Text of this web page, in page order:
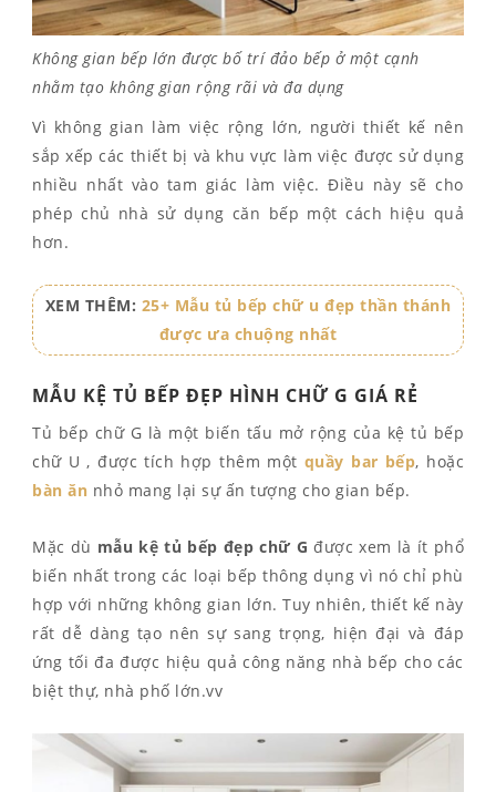
Không gian bếp lớn được bố trí đảo bếp ở một cạnh
nhằm tạo không gian rộng rãi và đa dụng
Vì không gian làm việc rộng lớn, người thiết kế nên
sắp xếp các thiết bị và khu vực làm việc được sử dụng
nhiều nhất vào tam giác làm việc. Điều này sẽ cho
phép chủ nhà sử dụng căn bếp một cách hiệu quả
hơn.
XEM THÊM: 25+ Mẫu tủ bếp chữ u đẹp thần thánh
được ưa chuộng nhất
MẪU KỆ TỦ BẾP ĐẸP HÌNH CHỮ G GIÁ RẺ
Tủ bếp chữ G là một biến tấu mở rộng của kệ tủ bếp
chữ U , được tích hợp thêm một quầy bar bếp, hoặc
bàn ăn nhỏ mang lại sự ấn tượng cho gian bếp.
Mặc dù mẫu kệ tủ bếp đẹp chữ G được xem là ít phổ
biến nhất trong các loại bếp thông dụng vì nó chỉ phù
hợp với những không gian lớn. Tuy nhiên, thiết kế này
rất dễ dàng tạo nên sự sang trọng, hiện đại và đáp
ứng tối đa được hiệu quả công năng nhà bếp cho các
biệt thự, nhà phố lớn.vv